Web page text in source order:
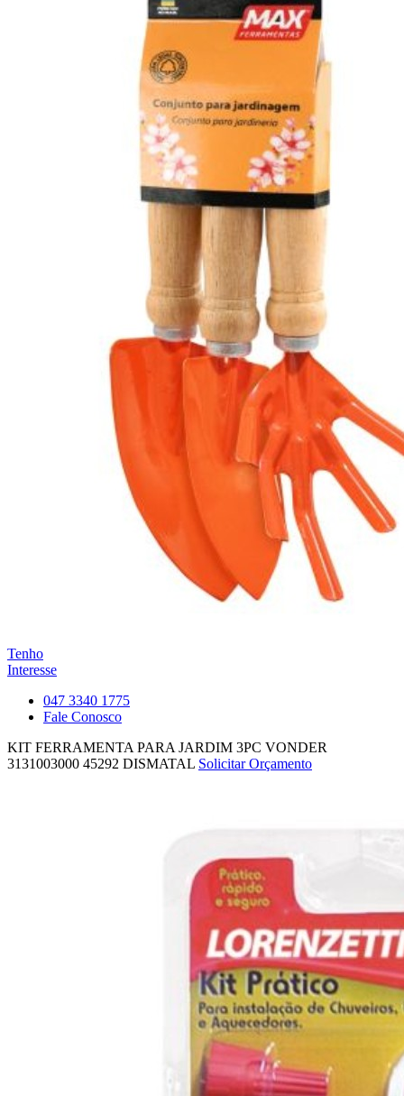
Tenho
Interesse
047 3340 1775
Fale Conosco
KIT FERRAMENTA PARA JARDIM 3PC VONDER
3131003000 45292 DISMATAL Solicitar Orçamento